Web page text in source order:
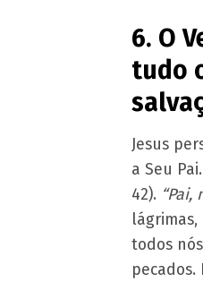
6. O
tudo
Jesus
a Seu Pai.
42).
todos